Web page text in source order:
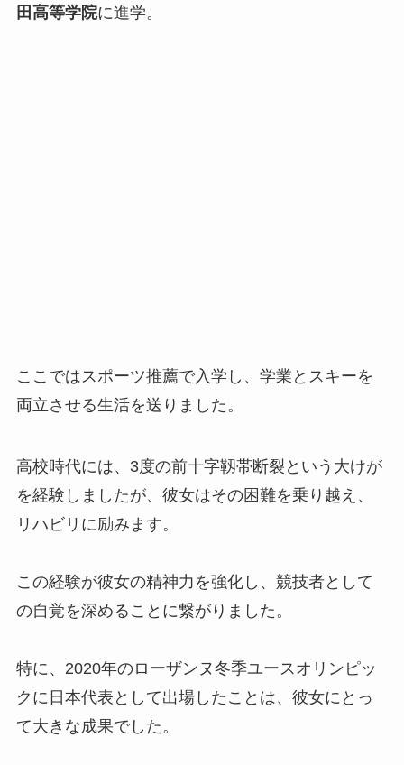
田高等学院に進学。
ここではスポーツ推薦で入学し、学業とスキーを
両立させる生活を送りました。
高校時代には、3度の前十字靱帯断裂という大けが
を経験しましたが、彼女はその困難を乗り越え、
リハビリに励みます。
この経験が彼女の精神力を強化し、競技者として
の自覚を深めることに繋がりました。
特に、2020年のローザンヌ冬季ユースオリンピッ
クに日本代表として出場したことは、彼女にとっ
て大きな成果でした。